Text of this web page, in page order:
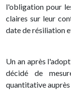
l'obligation pour
claires sur leur
date de résiliation
Un an après
décidé de
quantitative auprès